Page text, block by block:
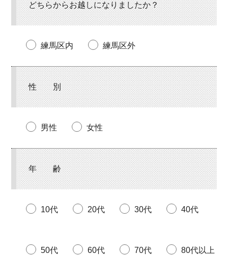
どちらからお越しになりましたか？
練馬区内 練馬区外
性 別
男性 女性
年 齢
10代 20代 30代 40代
50代 60代 70代 80代以上